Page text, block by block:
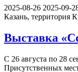
2025-08-26 2025-09-
Казань, территория
Выставка
С 26 августа по 28
Присутственных